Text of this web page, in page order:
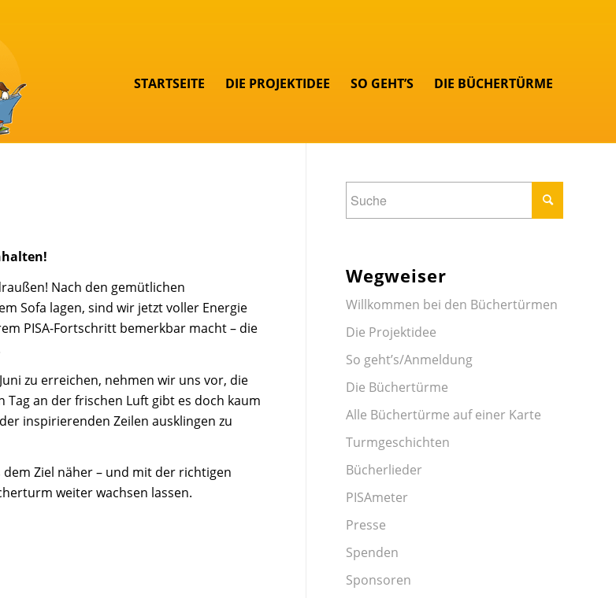
STARTSEITE DIE PROJEKTIDEE SO GEHT’S DIE BÜCHERTÜRME
Nach den gemütlichen
Sofa lagen, sind wir jetzt voller Energie
PISA-Fortschritt bemerkbar macht – die
zu erreichen, nehmen wir uns vor, die
Tag an der frischen Luft gibt es doch kaum
inspirierenden Zeilen ausklingen zu
dem Ziel näher – und mit der richtigen
weiter wachsen lassen.
Wegweiser
Willkommen bei den Büchertürmen
Die Projektidee
So geht’s/Anmeldung
Die Büchertürme
Alle Büchertürme auf einer Karte
Turmgeschichten
Bücherlieder
PISAmeter
Presse
Spenden
Sponsoren